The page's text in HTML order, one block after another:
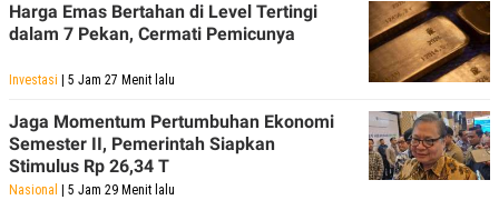
Harga Emas Bertahan di Level Tertingi
dalam 7 Pekan, Cermati Pemicunya
Investasi | 5 Jam 27 Menit lalu
Jaga Momentum Pertumbuhan Ekonomi
Semester II, Pemerintah Siapkan
Stimulus Rp 26,34 T
Nasional | 5 Jam 29 Menit lalu